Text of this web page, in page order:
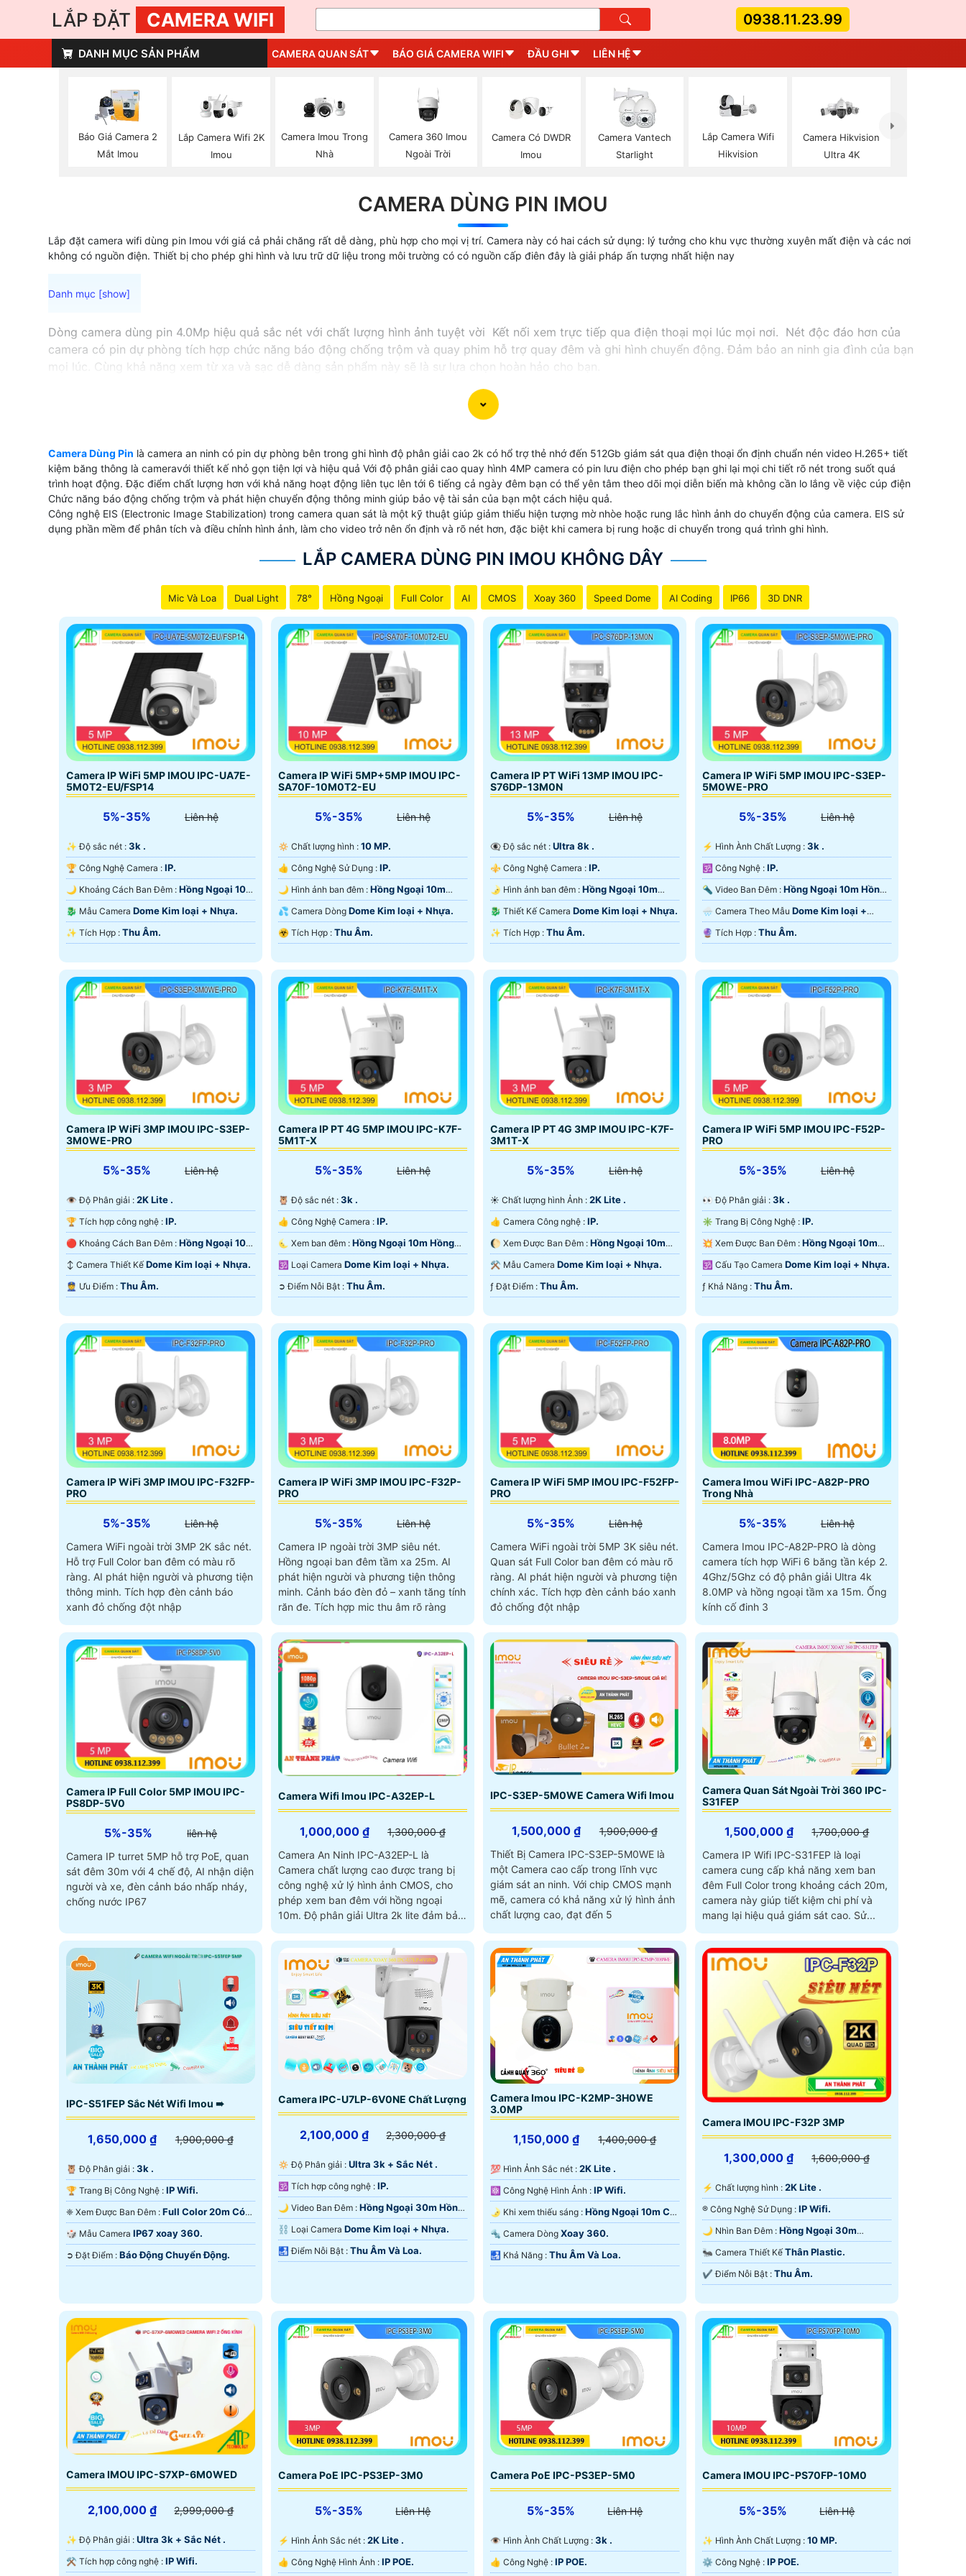
LẮP ĐẶT CAMERA WIFI 0938.11.23.99
DANH MỤC SẢN PHẨM CAMERA QUAN SÁT BÁO GIÁ CAMERA WIFI ĐẦU GHI LIÊN HỆ
Báo Giá Camera 2
Mắt Imou
Lắp Camera Wifi 2K
Imou
Camera Imou Trong
Nhà
Camera 360 Imou
Ngoài Trời
Camera Có DWDR
Imou
Camera Vantech
Starlight
Lắp Camera Wifi
Hikvision
Camera Hikvision
Ultra 4K
CAMERA DÙNG PIN IMOU
Lắp đặt camera wifi dùng pin Imou với giá cả phải chăng rất dễ dàng, phù hợp cho mọi vị trí. Camera này có hai cách sử dụng: lý tưởng cho khu vực thường xuyên mất điện và các nơi
không có nguồn điện. Thiết bị cho phép ghi hình và lưu trữ dữ liệu trong môi trường có có nguồn cấp điên đây là giải pháp ấn tượng nhất hiện nay
Dòng camera dùng pin 4.0Mp hiệu quả sắc nét với chất lượng hình ảnh tuyệt vời Kết nối xem trực tiếp qua điện thoại mọi lúc mọi nơi. Nét độc đáo hơn của
camera có pin dự phòng tích hợp chức năng báo động chống trộm và quay phim hỗ trợ quay đêm và ghi hình chuyển động. Đảm bảo an ninh gia đình của bạn
mọi lúc. Cùng khả năng xem từ xa và sạc dễ dàng sản phẩm này sẽ là sự lựa chọn hoàn hảo cho bạn.
Camera Dùng Pin là camera an ninh có pin dự phòng bên trong ghi hình độ phân giải cao 2k có hổ trợ thẻ nhớ đến 512Gb giám sát qua điện thoại ổn định chuẩn nén video H.265+ tiết
kiệm băng thông là cameravới thiết kế nhỏ gọn tiện lợi và hiệu quả Với độ phân giải cao quay hình 4MP camera có pin lưu điện cho phép bạn ghi lại mọi chi tiết rõ nét trong suốt quá
trình hoạt động. Đặc điểm chất lượng hơn với khả năng hoạt động liên tục lên tới 6 tiếng cả ngày đêm bạn có thể yên tâm theo dõi mọi diễn biến mà không cần lo lắng về việc cúp điện
Chức năng báo động chống trộm và phát hiện chuyển động thông minh giúp bảo vệ tài sản của bạn một cách hiệu quả.
Công nghệ EIS (Electronic Image Stabilization) trong camera quan sát là một kỹ thuật giúp giảm thiểu hiện tượng mờ nhòe hoặc rung lắc hình ảnh do chuyển động của camera. EIS sử
dụng phần mềm để phân tích và điều chỉnh hình ảnh, làm cho video trở nên ổn định và rõ nét hơn, đặc biệt khi camera bị rung hoặc di chuyển trong quá trình ghi hình.
LẮP CAMERA DÙNG PIN IMOU KHÔNG DÂY
Mic Và Loa Dual Light 78° Hồng Ngoại Full Color AI CMOS Xoay 360 Speed Dome AI Coding IP66 3D DNR
Camera IP WiFi 5MP IMOU IPC-UA7E-
5M0T2-EU/FSP14
5%-35% Liên hệ
✨ Độ sắc nét : 3k .
🏆 Công Nghệ Camera : IP.
🌙 Khoảng Cách Ban Đêm : Hồng Ngoại 10m
Hồng Ngoại SMD.
🐉️ Mẫu Camera Dome Kim loại + Nhựa.
️✨ Tích Hợp : Thu Âm.
Camera IP WiFi 5MP+5MP IMOU IPC-
SA70F-10M0T2-EU
5%-35% Liên hệ
🔅 Chất lượng hình : 10 MP.
👍 Công Nghệ Sử Dụng : IP.
🌙 Hình ảnh ban đêm : Hồng Ngoại 10m
Hồng Ngoại SMD.
💦 Camera Dòng Dome Kim loại + Nhựa.
️☣️ Tích Hợp : Thu Âm.
Camera IP PT WiFi 13MP IMOU IPC-
S76DP-13M0N
5%-35% Liên hệ
👁️‍🗨 Độ sắc nét : Ultra 8k .
⚜️ Công Nghệ Camera : IP.
🌛 Hình ảnh ban đêm : Hồng Ngoại 10m
Hồng Ngoại SMD.
🐉️ Thiết Kế Camera Dome Kim loại + Nhựa.
️✨ Tích Hợp : Thu Âm.
Camera IP WiFi 5MP IMOU IPC-S3EP-
5M0WE-PRO
5%-35% Liên hệ
️⚡ Hình Ành Chất Lượng : 3k .
🕉️ Công Nghệ : IP.
🔦 Video Ban Đêm : Hồng Ngoại 10m Hồng
Ngoại SMD.
🌧️ Camera Theo Mẫu Dome Kim loại +
Nhựa.
️🔮 Tích Hợp : Thu Âm.
Camera IP WiFi 3MP IMOU IPC-S3EP-
3M0WE-PRO
5%-35% Liên hệ
👁 Độ Phân giải : 2K Lite .
🏆 Tích hợp công nghệ : IP.
🔴 Khoảng Cách Ban Đêm : Hồng Ngoại 10m
Hồng Ngoại SMD.
↕️ Camera Thiết Kế Dome Kim loại + Nhựa.
️👮 Ưu Điểm : Thu Âm.
Camera IP PT 4G 5MP IMOU IPC-K7F-
5M1T-X
5%-35% Liên hệ
🦉 Độ sắc nét : 3k .
👍 Công Nghệ Camera : IP.
🌜 Xem ban đêm : Hồng Ngoại 10m Hồng
Ngoại SMD.
🕉️ Loại Camera Dome Kim loại + Nhựa.
️➲ Điểm Nỗi Bật : Thu Âm.
Camera IP PT 4G 3MP IMOU IPC-K7F-
3M1T-X
5%-35% Liên hệ
☀️ Chất lượng hình Ảnh : 2K Lite .
👍 Camera Công nghệ : IP.
🌔 Xem Được Ban Đêm : Hồng Ngoại 10m
Hồng Ngoại SMD.
⚒ Mẫu Camera Dome Kim loại + Nhựa.
️ƒ Đặt Điểm : Thu Âm.
Camera IP WiFi 5MP IMOU IPC-F52P-
PRO
5%-35% Liên hệ
️👀 Độ Phân giải : 3k .
✳️ Trang Bị Công Nghệ : IP.
💥 Xem Được Ban Đêm : Hồng Ngoại 10m
Hồng Ngoại SMD.
🕉️ Cấu Tạo Camera Dome Kim loại + Nhựa.
️ƒ Khả Năng : Thu Âm.
Camera IP WiFi 3MP IMOU IPC-F32FP-
PRO
5%-35%
Liên hệ
Camera WiFi ngoài trời 3MP 2K sắc nét.
Hỗ trợ Full Color ban đêm có màu rõ
ràng. AI phát hiện người và phương tiện
thông minh. Tích hợp đèn cảnh báo
xanh đỏ chống đột nhập
Camera IP WiFi 3MP IMOU IPC-F32P-
PRO
5%-35%
Liên hệ
Camera IP ngoài trời 3MP siêu nét.
Hồng ngoại ban đêm tầm xa 25m. AI
phát hiện người và phương tiện thông
minh. Cảnh báo đèn đỏ – xanh tăng tính
răn đe. Tích hợp mic thu âm rõ ràng
Camera IP WiFi 5MP IMOU IPC-F52FP-
PRO
5%-35%
Liên hệ
Camera WiFi ngoài trời 5MP 3K siêu nét.
Quan sát Full Color ban đêm có màu rõ
ràng. AI phát hiện người và phương tiện
chính xác. Tích hợp đèn cảnh báo xanh
đỏ chống đột nhập
Camera Imou WiFi IPC-A82P-PRO
Trong Nhà
5%-35%
Liên hệ
Camera Imou IPC-A82P-PRO là dòng
camera tích hợp WiFi 6 băng tần kép 2.
4Ghz/5Ghz có độ phân giải Ultra 4k
8.0MP và hồng ngoại tầm xa 15m. Ống
kính cố đinh 3
Camera IP Full Color 5MP IMOU IPC-
PS8DP-5V0
5%-35%
liên hệ
Camera IP turret 5MP hỗ trợ PoE, quan
sát đêm 30m với 4 chế độ, AI nhận diện
người và xe, đèn cảnh báo nhấp nháy,
chống nước IP67
Camera Wifi Imou IPC-A32EP-L
1,000,000 ₫
1,300,000 ₫
Camera An Ninh IPC-A32EP-L là
Camera chất lượng cao được trang bị
công nghệ xử lý hình ảnh CMOS, cho
phép xem ban đêm với hồng ngoại
10m. Độ phân giải Ultra 2k lite đảm bảo
IPC-S3EP-5M0WE Camera Wifi Imou
1,500,000 ₫
1,900,000 ₫
Thiết Bị Camera IPC-S3EP-5M0WE là
một Camera cao cấp trong lĩnh vực
giám sát an ninh. Với chip CMOS mạnh
mẽ, camera có khả năng xử lý hình ảnh
chất lượng cao, đạt đến 5
Camera Quan Sát Ngoài Trời 360 IPC-
S31FEP
1,500,000 ₫
1,700,000 ₫
Camera IP Wifi IPC-S31FEP là loại
camera cung cấp khả năng xem ban
đêm Full Color trong khoảng cách 20m,
camera này giúp tiết kiệm chi phí và
mang lại hiệu quả giám sát cao. Sử...
IPC-S51FEP Sắc Nét Wifi Imou ➠
1,650,000 ₫ 1,900,000 ₫
🦉 Độ Phân giải : 3k .
🏆 Trang Bị Công Nghệ : IP Wifi.
❈ Xem Được Ban Đêm : Full Color 20m Có
Màu Ban Ðêm.
🎲 Mẫu Camera IP67 xoay 360.
️➲ Đặt Điểm : Báo Động Chuyển Động.
Camera IPC-U7LP-6V0NE Chất Lượng
2,100,000 ₫ 2,300,000 ₫
🔅 Độ Phân giải : Ultra 3k + Sắc Nét .
🕉️ Tích hợp công nghệ : IP.
🌙 Video Ban Đêm : Hồng Ngoại 30m Hồng
Ngoại SMD.
⛓ Loại Camera Dome Kim loại + Nhựa.
️🛃 Điểm Nỗi Bật : Thu Âm Và Loa.
Camera Imou IPC-K2MP-3H0WE
3.0MP
1,150,000 ₫ 1,400,000 ₫
💯 Hình Ảnh Sắc nét : 2K Lite .
⚛️ Công Nghệ Hình Ảnh : IP Wifi.
🌛 Khi xem thiếu sáng : Hồng Ngoại 10m Có
Màu Ban Ðêm.
🔩 Camera Dòng Xoay 360.
️🛃 Khả Năng : Thu Âm Và Loa.
Camera IMOU IPC-F32P 3MP
1,300,000 ₫ 1,600,000 ₫
️⚡ Chất lượng hình : 2K Lite .
®️ Công Nghệ Sử Dụng : IP Wifi.
🌙 Nhìn Ban Đêm : Hồng Ngoại 30m
ONVIF.🐜 Camera Thiết Kế Thân Plastic.
️✔️ Điểm Nỗi Bật : Thu Âm.
Camera IMOU IPC-S7XP-6M0WED
2,100,000 ₫ 2,999,000 ₫
✨ Độ Phân giải : Ultra 3k + Sắc Nét .
⚒ Tích hợp công nghệ : IP Wifi.
Camera PoE IPC-PS3EP-3M0
5%-35% Liên Hệ
️⚡ Hình Ảnh Sắc nét : 2K Lite .
👍 Công Nghệ Hình Ảnh : IP POE.
Camera PoE IPC-PS3EP-5M0
5%-35% Liên Hệ
👁 Hình Ành Chất Lượng : 3k .
👍 Công Nghệ : IP POE.
Camera IMOU IPC-PS70FP-10M0
5%-35% Liên Hệ
✨ Hình Ành Chất Lượng : 10 MP.
⚙ Công Nghệ : IP POE.